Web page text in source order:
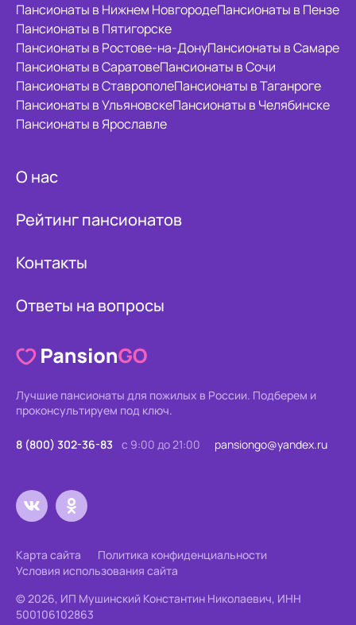
Пансионаты в Нижнем НовгородеПансионаты в Пензе
Пансионаты в Пятигорске
Пансионаты в Ростове-на-ДонуПансионаты в Самаре
Пансионаты в СаратовеПансионаты в Сочи
Пансионаты в СтаврополеПансионаты в Таганроге
Пансионаты в УльяновскеПансионаты в Челябинске
Пансионаты в Ярославле
О нас
Рейтинг пансионатов
Контакты
Ответы на вопросы
Лучшие пансионаты для пожилых в России. Подберем и
проконсультируем под ключ.
8 (800) 302-36-83 с 9:00 до 21:00 pansiongo@yandex.ru
Карта сайта
Политика конфиденциальности
Условия использования сайта
© 2026, ИП Мушинский Константин Николаевич, ИНН
500106102863